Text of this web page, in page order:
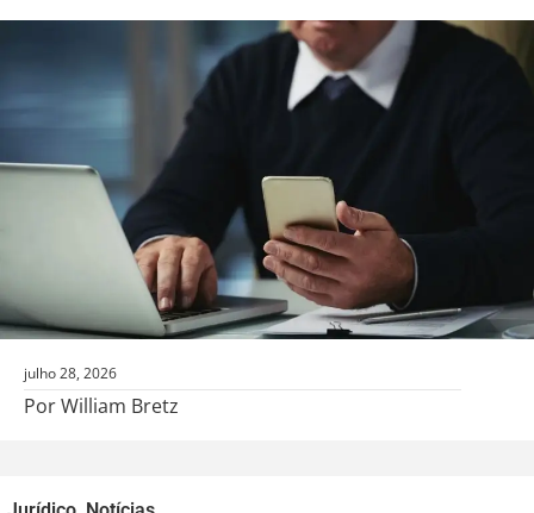
julho 28, 2026
Por William Bretz